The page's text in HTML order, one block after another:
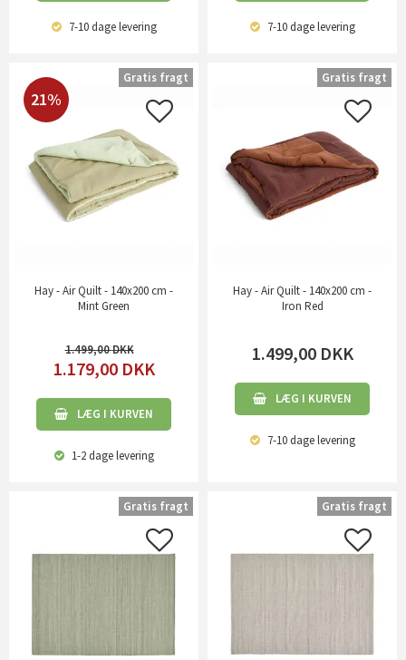
7-10 dagelevering 7-10 dagelevering
21%
Hay - Air Quilt - 140x200 cm -
Mint Green
1.499,00
1.179,00 DKK
LÆG I KURVEN
1-2 dagelevering
Gratis fragt
Hay - Air Quilt - 140x200 cm -
Iron Red
1.499,00 DKK
LÆG I KURVEN
7-10 dagelevering
Gratis fragt
Gratis fragt Gratis fragt